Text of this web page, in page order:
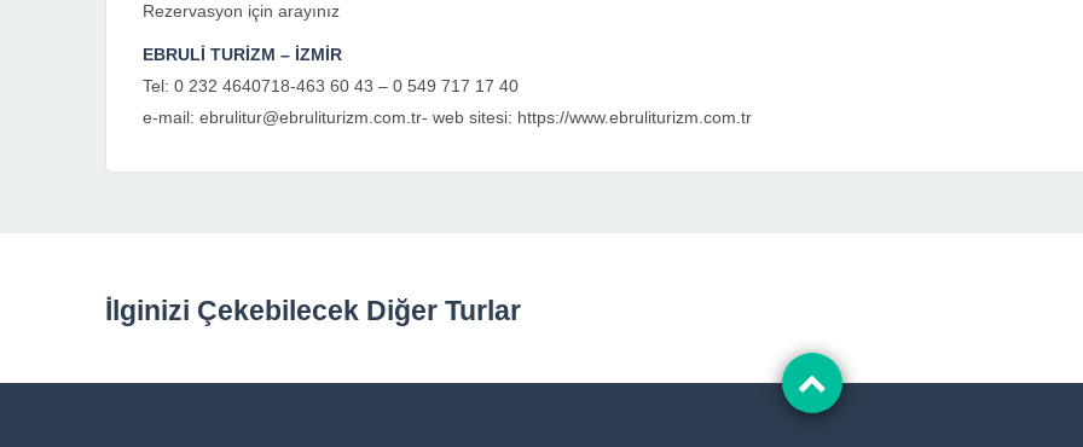
Rezervasyon için arayınız
EBRULİ TURİZM – İZMİR
Tel: 0 232 4640718-463 60 43 – 0 549 717 17 40
e-mail: ebrulitur@ebruliturizm.com.tr- web sitesi: https://www.ebruliturizm.com.tr
İlginizi Çekebilecek Diğer Turlar